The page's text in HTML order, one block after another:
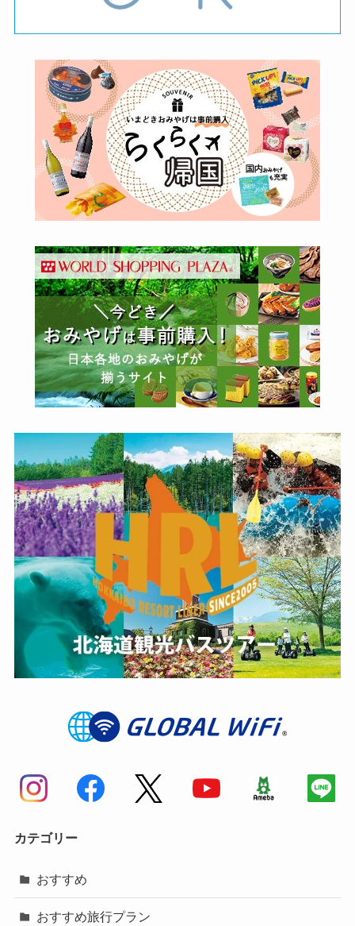
カテゴリー
おすすめ
おすすめ旅行プラン